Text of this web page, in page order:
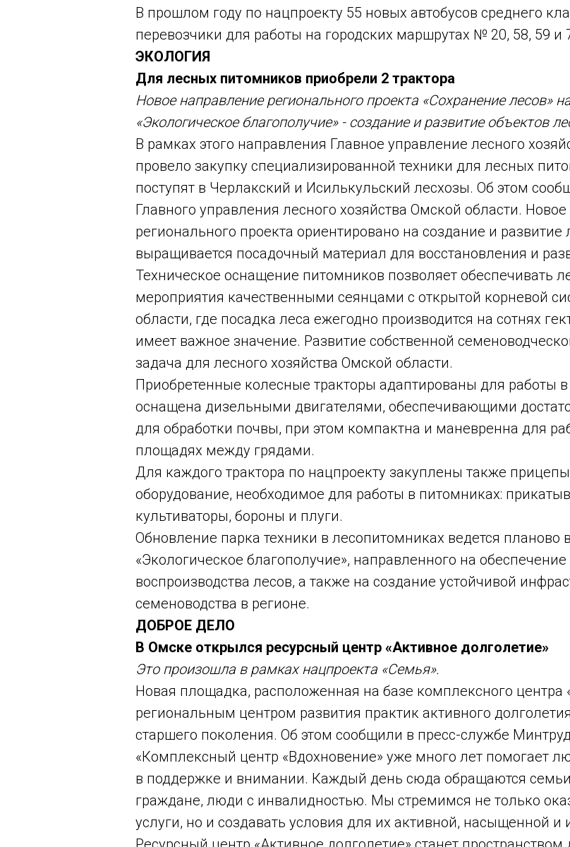
В прошлом году по нацпроекту 55 новых автобусов среднего
перевозчики для работы на городских маршрутах № 20, 58, 59 и
ЭКОЛОГИЯ
Для лесных питомников приобрели 2 трактора
Новое направление регионального проекта «Сохранение лесов»
«Экологическое благополучие» - создание и развитие объектов
В рамках этого направления Главное управление лесного
провело закупку специализированной техники для лесных
поступят в Черлакский и Исилькульский лесхозы. Об этом
Главного управления лесного хозяйства Омской области.
регионального проекта ориентировано на создание и развитие
выращивается посадочный материал для восстановления и
Техническое оснащение питомников позволяет обеспечивать
мероприятия качественными сеянцами с открытой корневой
области, где посадка леса ежегодно производится на сотнях
имеет важное значение. Развитие собственной
задача для лесного хозяйства Омской области.
Приобретенные колесные тракторы адаптированы для работы
оснащена дизельными двигателями, обеспечивающими
для обработки почвы, при этом компактна и маневренна для
площадях между грядами.
Для каждого трактора по нацпроекту закуплены также
оборудование, необходимое для работы в питомниках:
культиваторы, бороны и плуги.
Обновление парка техники в лесопитомниках ведется планово
«Экологическое благополучие», направленного на
воспроизводства лесов, а также на создание устойчивой
семеноводства в регионе.
ДОБРОЕ ДЕЛО
В Омске открылся ресурсный центр «Активное долголетие»
Это произошла в рамках нацпроекта «Семья».
Новая площадка, расположенная на базе комплексного центра
региональным центром развития практик активного
старшего поколения. Об этом сообщили в пресс-службе
«Комплексный центр «Вдохновение» уже много лет помогает
в поддержке и внимании. Каждый день сюда обращаются
граждане, люди с инвалидностью. Мы стремимся не только
услуги, но и создавать условия для их активной, насыщенной и